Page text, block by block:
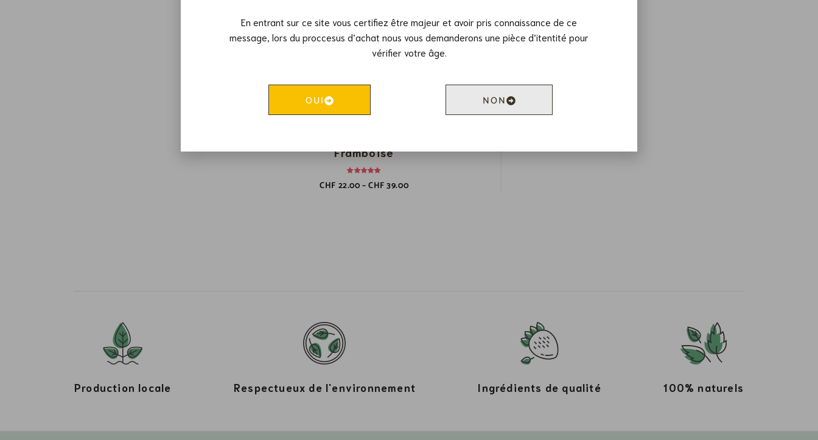
Framboise
CHF 22.00–CHF39.00
Production locale Respectueux de l'environnement Ingrédients de qualité 100% naturels
En entrant sur ce site vous certifiez être majeur et avoir pris connaissance de ce
message, lors du proccesus d’achat nous vous demanderons une pièce d’itentité pour
vérifier votre âge.
OUI NON